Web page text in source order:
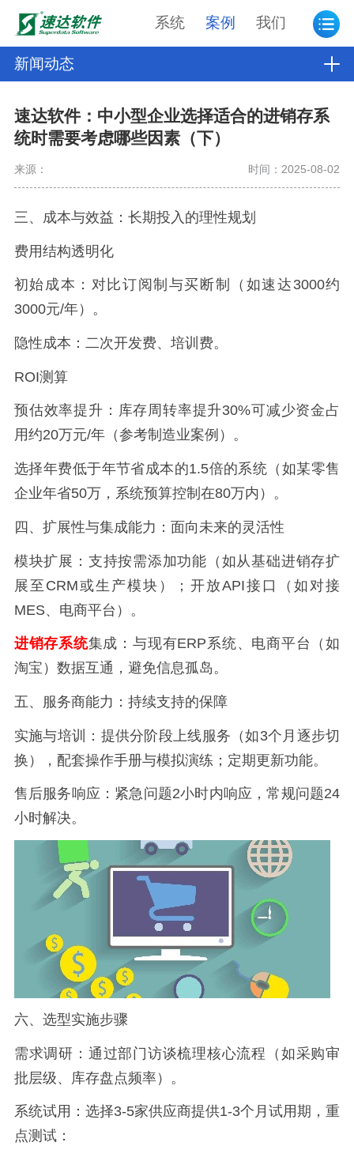
系统 案例 我们
新闻动态
速达软件：中小型企业选择适合的进销存系
统时需要考虑哪些因素（下）
来源： 时间：2025-08-02
三、成本与效益：长期投入的理性规划
费用结构透明化
初始成本：对比订阅制与买断制（如速达3000约
3000元/年）。
隐性成本：二次开发费、培训费。
ROI测算
预估效率提升：库存周转率提升30%可减少资金占
用约20万元/年（参考制造业案例）。
选择年费低于年节省成本的1.5倍的系统（如某零售
企业年省50万，系统预算控制在80万内）。
四、扩展性与集成能力：面向未来的灵活性
模块扩展：支持按需添加功能（如从基础进销存扩
展至CRM或生产模块）；开放API接口（如对接
MES、电商平台）。
进销存系统集成：与现有ERP系统、电商平台（如
淘宝）数据互通，避免信息孤岛。
五、服务商能力：持续支持的保障
实施与培训：提供分阶段上线服务（如3个月逐步切
换），配套操作手册与模拟演练；定期更新功能。
售后服务响应：紧急问题2小时内响应，常规问题24
小时解决。
六、选型实施步骤
需求调研：通过部门访谈梳理核心流程（如采购审
批层级、库存盘点频率）。
系统试用：选择3-5家供应商提供1-3个月试用期，重
点测试：